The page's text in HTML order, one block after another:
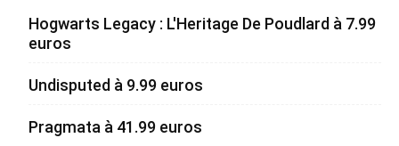
Hogwarts Legacy : L'Heritage De Poudlard à 7.99
euros
Undisputed à 9.99 euros
Pragmata à 41.99 euros